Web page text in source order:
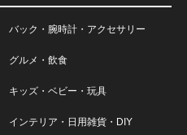
バック・腕時計・アクセサリー
グルメ・飲食
キッズ・ベビー・玩具
インテリア・日用雑貨・DIY